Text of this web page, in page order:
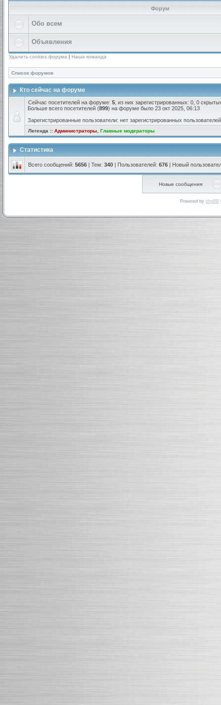
Форум
Обо всем
Объявления
Удалить cookies форума | Наша команда
Список форумов
Кто сейчас на форуме
Сейчас посетителей на форуме: 5 , из них зарегистрированных: 0, 0
Больше всего посетителей (899) на форуме было 23 окт 2025, 06:13
Зарегистрированные пользователи: нет зарегистрированных пользователей
Легенда :: Администраторы Главные модераторы
Статистика
Всего сообщений: 5656 | Тем: 340 | Пользователей: 676 | Новый
Новые сообщения
Powered by phpBB